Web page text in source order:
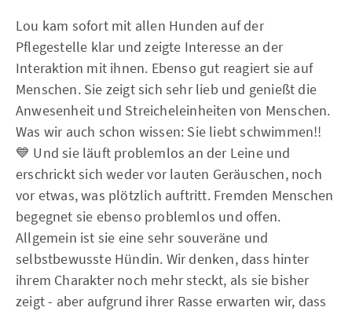
Lou kam sofort mit allen Hunden auf der
Pflegestelle klar und zeigte Interesse an der
Interaktion mit ihnen. Ebenso gut reagiert sie auf
Menschen. Sie zeigt sich sehr lieb und genießt die
Anwesenheit und Streicheleinheiten von Menschen.
Was wir auch schon wissen: Sie liebt schwimmen!!
💙 Und sie läuft problemlos an der Leine und
erschrickt sich weder vor lauten Geräuschen, noch
vor etwas, was plötzlich auftritt. Fremden Menschen
begegnet sie ebenso problemlos und offen.
Allgemein ist sie eine sehr souveräne und
selbstbewusste Hündin. Wir denken, dass hinter
ihrem Charakter noch mehr steckt, als sie bisher
zeigt - aber aufgrund ihrer Rasse erwarten wir, dass